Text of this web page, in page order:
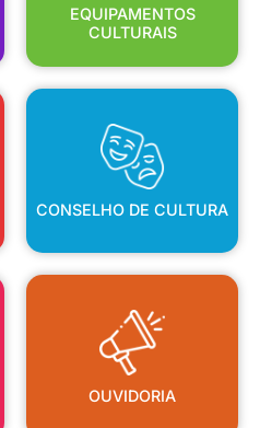
EQUIPAMENTOS
CULTURAIS
CONSELHO DE CULTURA
CONSELHO DE CULTURA
OUVIDORIA
OUVIDORIA